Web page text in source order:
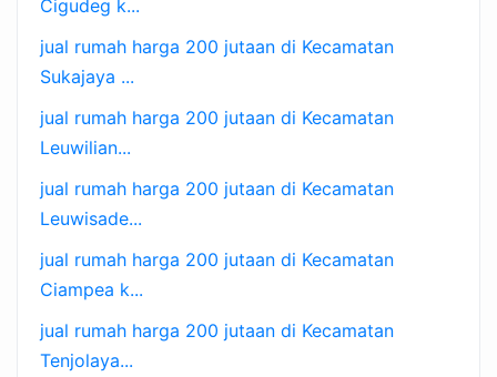
Cigudeg k...
jual rumah harga 200 jutaan di Kecamatan
Sukajaya ...
jual rumah harga 200 jutaan di Kecamatan
Leuwilian...
jual rumah harga 200 jutaan di Kecamatan
Leuwisade...
jual rumah harga 200 jutaan di Kecamatan
Ciampea k...
jual rumah harga 200 jutaan di Kecamatan
Tenjolaya...